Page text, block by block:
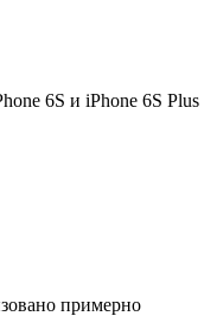
6S и iPhone 6S Plus
примерно